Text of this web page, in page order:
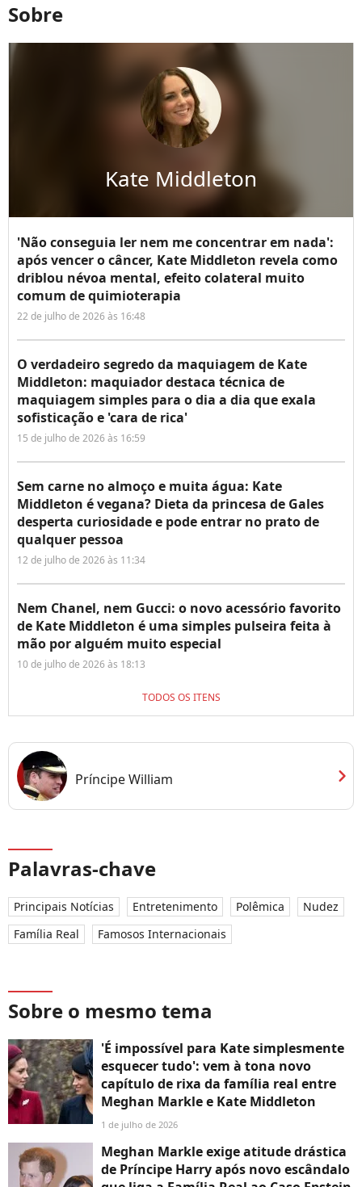
Sobre
Kate Middleton
'Não conseguia ler nem me concentrar em nada':
após vencer o câncer, Kate Middleton revela como
driblou névoa mental, efeito colateral muito
comum de quimioterapia
22 de julho de 2026 às 16:48
O verdadeiro segredo da maquiagem de Kate
Middleton: maquiador destaca técnica de
maquiagem simples para o dia a dia que exala
sofisticação e 'cara de rica'
15 de julho de 2026 às 16:59
Sem carne no almoço e muita água: Kate
Middleton é vegana? Dieta da princesa de Gales
desperta curiosidade e pode entrar no prato de
qualquer pessoa
12 de julho de 2026 às 11:34
Nem Chanel, nem Gucci: o novo acessório favorito
de Kate Middleton é uma simples pulseira feita à
mão por alguém muito especial
10 de julho de 2026 às 18:13
TODOS OS ITENS
Príncipe William chevron_right
Palavras-chave
Principais Notícias Entretenimento Polêmica
Nudez
Família Real
Famosos Internacionais
Sobre o mesmo tema
'É impossível para Kate simplesmente
esquecer tudo': vem à tona novo
capítulo de rixa da família real entre
Meghan Markle e Kate Middleton
1 de julho de 2026
Meghan Markle exige atitude drástica
de Príncipe Harry após novo escândalo